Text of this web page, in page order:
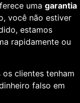
uma garantia
você não estiver
estamos
rapidamente ou
clientes tenham
falso em